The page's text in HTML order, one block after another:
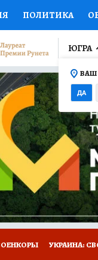
ПОЛИТИКА
КОЛУМНИСТЫ
ФИНАНСЫ
СПОРТ
ТЕЛЕВИЗОР
НОВОЕ НА САЙТЕ
ЮГРА
ВАШ
ДА
УКРАИНА: